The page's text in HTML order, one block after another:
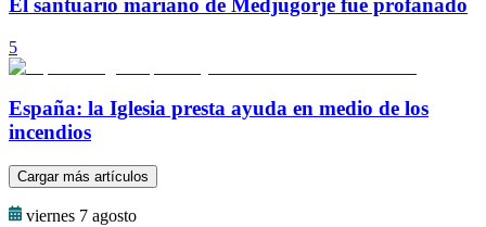
El santuario mariano de Medjugorje fue profanado
5
España: la Iglesia presta ayuda en medio de los
incendios
Cargar más artículos
viernes 7 agosto